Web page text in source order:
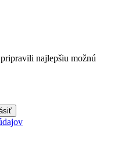
najlepšiu možnú